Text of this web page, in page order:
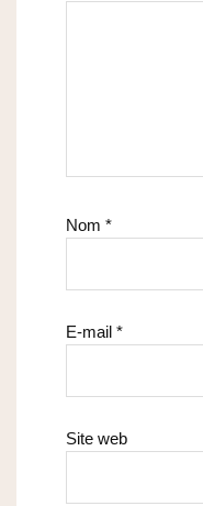
Nom *
E-mail *
Site web